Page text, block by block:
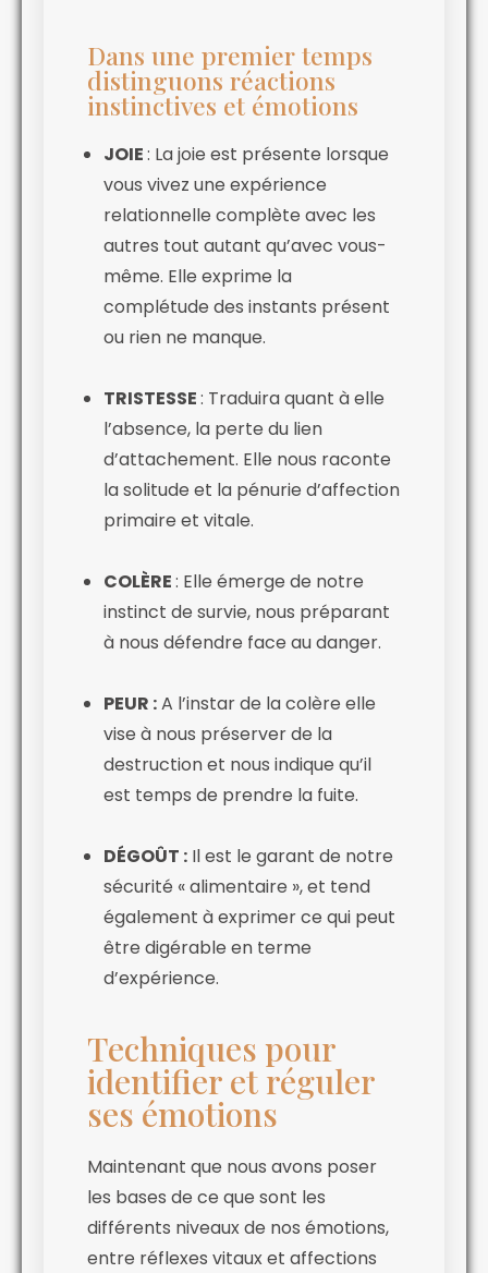
Dans une premier temps
distinguons réactions
instinctives et émotions
JOIE: La joie est présente lorsque
vous vivez une expérience
relationnelle complète avec les
autres tout autant qu’avec vous-
même. Elle exprime la
complétude des instants présent
ou rien ne manque.
TRISTESSE: Traduira quant à elle
l’absence, la perte du lien
d’attachement. Elle nous raconte
la solitude et la pénurie d’affection
primaire et vitale.
COLÈRE: Elle émerge de notre
instinct de survie, nous préparant
à nous défendre face au danger.
PEUR :A l’instar de la colère elle
vise à nous préserver de la
destruction et nous indique qu’il
est temps de prendre la fuite.
DÉGOÛT : Il est le garant de notre
sécurité « alimentaire », et tend
également à exprimer ce qui peut
être digérable en terme
d’expérience.
Techniques pour
identifier et réguler
ses émotions
Maintenant que nous avons poser
les bases de ce que sont les
différents niveaux de nos émotions,
entre réflexes vitaux et affections